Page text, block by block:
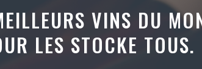
VINS DU
LES STOCKE TOUS.